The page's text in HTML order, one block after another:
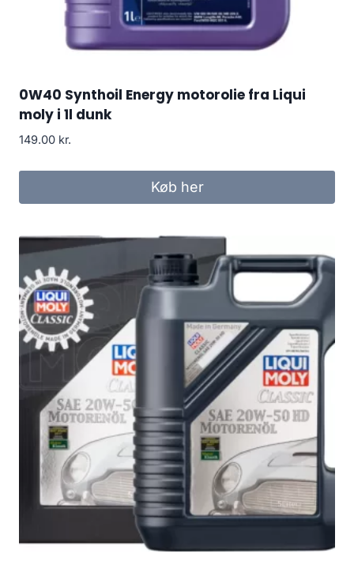
0W40 Synthoil Energy motorolie fra Liqui
moly i 1l dunk
149.00 kr.
Køb her